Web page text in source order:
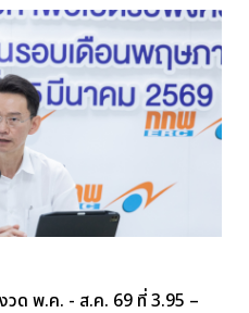
วด พ.ค. - ส.ค. 69 ที่ 3.95 –